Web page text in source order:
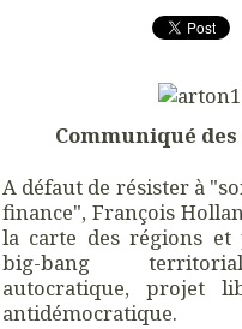
Communiqué
A défaut de résister à
finance", François
la carte des régions et
big-bang
autocratique, projet
antidémocratique.